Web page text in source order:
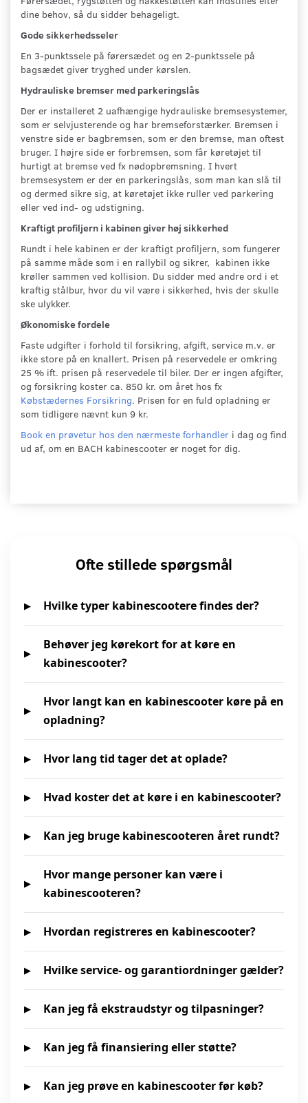
dine behov, så du sidder behageligt.
Gode sikkerhedsseler
En 3-punktssele på førersædet og en 2-punktssele på
bagsædet giver tryghed under kørslen.
Hydrauliske bremser med parkeringslås
Der er installeret 2 uafhængige hydrauliske bremsesystemer,
som er selvjusterende og har bremseforstærker. Bremsen i
venstre side er bagbremsen, som er den bremse, man oftest
bruger. I højre side er forbremsen, som får køretøjet til
hurtigt at bremse ved fx nødopbremsning. I hvert
bremsesystem er der en parkeringslås, som man kan slå til
og dermed sikre sig, at køretøjet ikke ruller ved parkering
eller ved ind- og udstigning.
Kraftigt profiljern i kabinen giver høj sikkerhed
Rundt i hele kabinen er der kraftigt profiljern, som fungerer
på samme måde som i en rallybil og sikrer, kabinen ikke
krøller sammen ved kollision. Du sidder med andre ord i et
kraftig stålbur, hvor du vil være i sikkerhed, hvis der skulle
ske ulykker.
Økonomiske fordele
Faste udgifter i forhold til forsikring, afgift, service m.v. er
ikke store på en knallert. Prisen på reservedele er omkring
25 % ift. prisen på reservedele til biler. Der er ingen afgifter,
og forsikring koster ca. 850 kr. om året hos fx
Købstædernes Forsikring. Prisen for en fuld opladning er
som tidligere nævnt kun 9 kr.
Book en prøvetur hos den nærmeste forhandler i dag og find
ud af, om en BACH kabinescooter er noget for dig.
Ofte stillede spørgsmål
Hvilke typer kabinescootere findes der?
Behøver jeg kørekort for at køre en
kabinescooter?
Hvor langt kan en kabinescooter køre på en
opladning?
Hvor lang tid tager det at oplade?
Hvad koster det at køre i en kabinescooter?
Kan jeg bruge kabinescooteren året rundt?
Hvor mange personer kan være i
kabinescooteren?
Hvordan registreres en kabinescooter?
Hvilke service- og garantiordninger gælder?
Kan jeg få ekstraudstyr og tilpasninger?
Kan jeg få finansiering eller støtte?
Kan jeg prøve en kabinescooter før køb?